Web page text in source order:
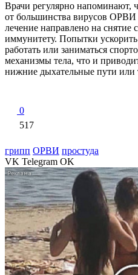
Врачи регулярно напоминают,
от большинства вирусов ОРВИ
лечение направлено на
иммунитету. Попытки
работать или заниматься
механизмы тела, что и
нижние дыхательные пути или
0
517
грипп ОРВИ простуда
VK Telegram OK